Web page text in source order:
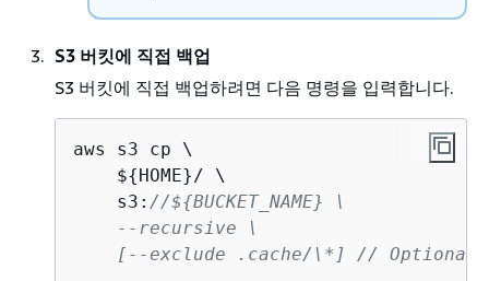
S3 버킷에 직접 백업
S3 버킷에 직접 백업하려면 다음 명령을 입력합니다.
aws s3 cp \
    $
{HOME}/ \
    s3:
//${BUCKET_NAME} \
    --recursive \
    [--exclude .cache/\*] // Optional